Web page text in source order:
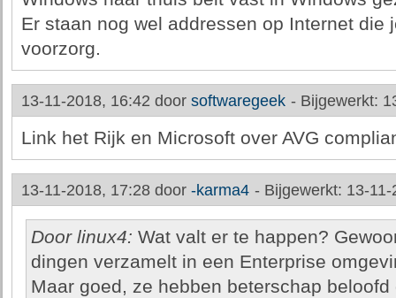
Er staan nog wel addressen op Internet die
voorzorg.
13-11-2018, 16:42 door softwaregeek - Bijgewerkt:
Link het Rijk en Microsoft over AVG
13-11-2018, 17:28 door -karma4 - Bijgewerkt: 13-
Door linux4: Wat valt er te happen?
dingen verzamelt in een Enterprise
Maar goed, ze hebben beterschap